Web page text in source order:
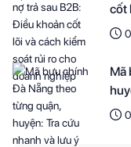
cốt
Mã